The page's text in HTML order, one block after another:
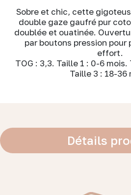
Sobre et chic, cette
double gaze gaufré pur
doublée et ouatinée.
par boutons pression pour
effort.
TOG : 3,3. Taille 1 : 0-6 mois.
Taille 3 : 18-36
Détails